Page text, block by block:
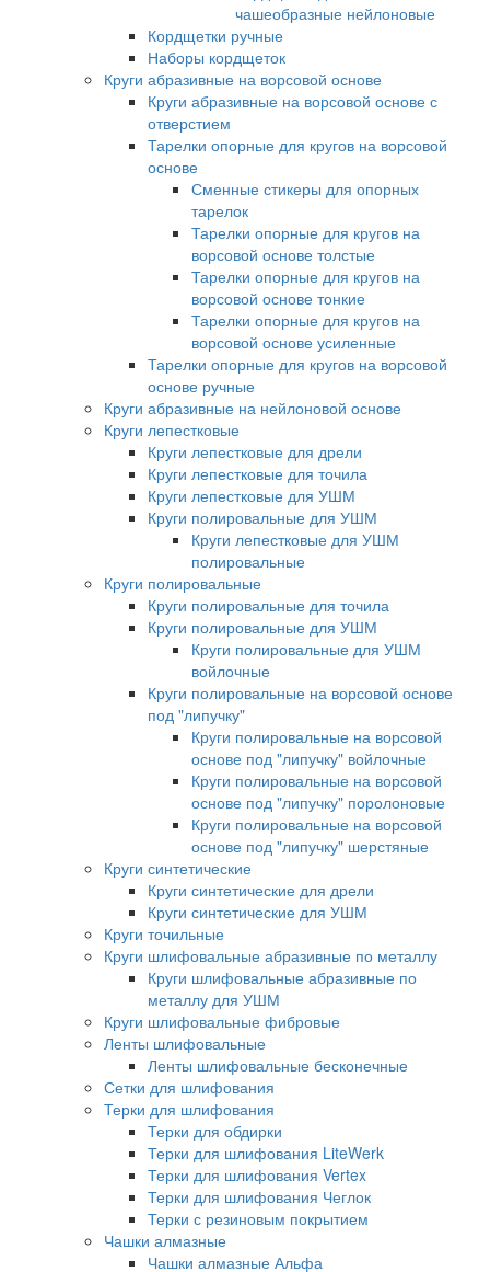
чашеобразные нейлоновые
Кордщетки ручные
Наборы кордщеток
Круги абразивные на ворсовой основе
Круги абразивные на ворсовой основе с
отверстием
Тарелки опорные для кругов на ворсовой
основе
Сменные стикеры для опорных
тарелок
Тарелки опорные для кругов на
ворсовой основе толстые
Тарелки опорные для кругов на
ворсовой основе тонкие
Тарелки опорные для кругов на
ворсовой основе усиленные
Тарелки опорные для кругов на ворсовой
основе ручные
Круги абразивные на нейлоновой основе
Круги лепестковые
Круги лепестковые для дрели
Круги лепестковые для точила
Круги лепестковые для УШМ
Круги полировальные для УШМ
Круги лепестковые для УШМ
полировальные
Круги полировальные
Круги полировальные для точила
Круги полировальные для УШМ
Круги полировальные для УШМ
войлочные
Круги полировальные на ворсовой основе
под "липучку"
Круги полировальные на ворсовой
основе под "липучку" войлочные
Круги полировальные на ворсовой
основе под "липучку" поролоновые
Круги полировальные на ворсовой
основе под "липучку" шерстяные
Круги синтетические
Круги синтетические для дрели
Круги синтетические для УШМ
Круги точильные
Круги шлифовальные абразивные по металлу
Круги шлифовальные абразивные по
металлу для УШМ
Круги шлифовальные фибровые
Ленты шлифовальные
Ленты шлифовальные бесконечные
Сетки для шлифования
Терки для шлифования
Терки для обдирки
Терки для шлифования LiteWerk
Терки для шлифования Vertex
Терки для шлифования Чеглок
Терки с резиновым покрытием
Чашки алмазные
Чашки алмазные Альфа